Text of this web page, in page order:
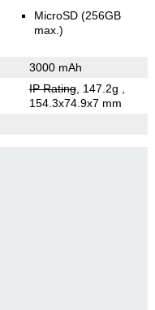
MicroSD (256GB
max.)
3000 mAh
IP Rating, 147.2g
154.3x74.9x7 mm